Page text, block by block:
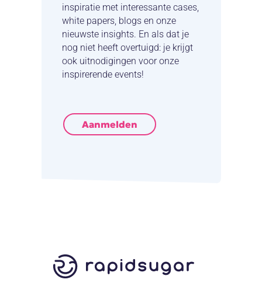
inspiratie met interessante cases,
white papers, blogs en onze
nieuwste insights. En als dat je
nog niet heeft overtuigd: je krijgt
ook uitnodigingen voor onze
inspirerende events!
Aanmelden